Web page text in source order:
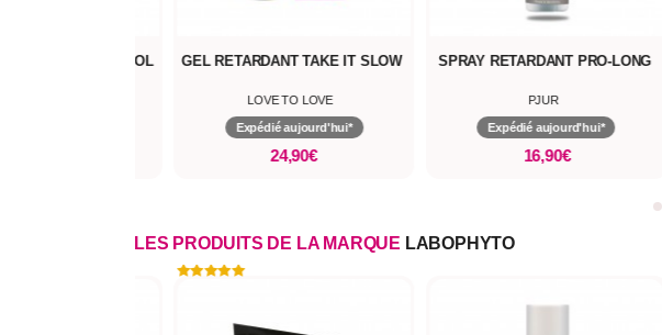
MAXI CONTROL GEL RETARDANT TAKE IT SLOW
LOVE TO LOVE
Expédié aujourd'hui*
24,90€
SPRAY RETARDANT PRO-LONG
PJUR
Expédié aujourd'hui*
16,90€
LES PRODUITS DE LA MARQUE LABOPHYTO